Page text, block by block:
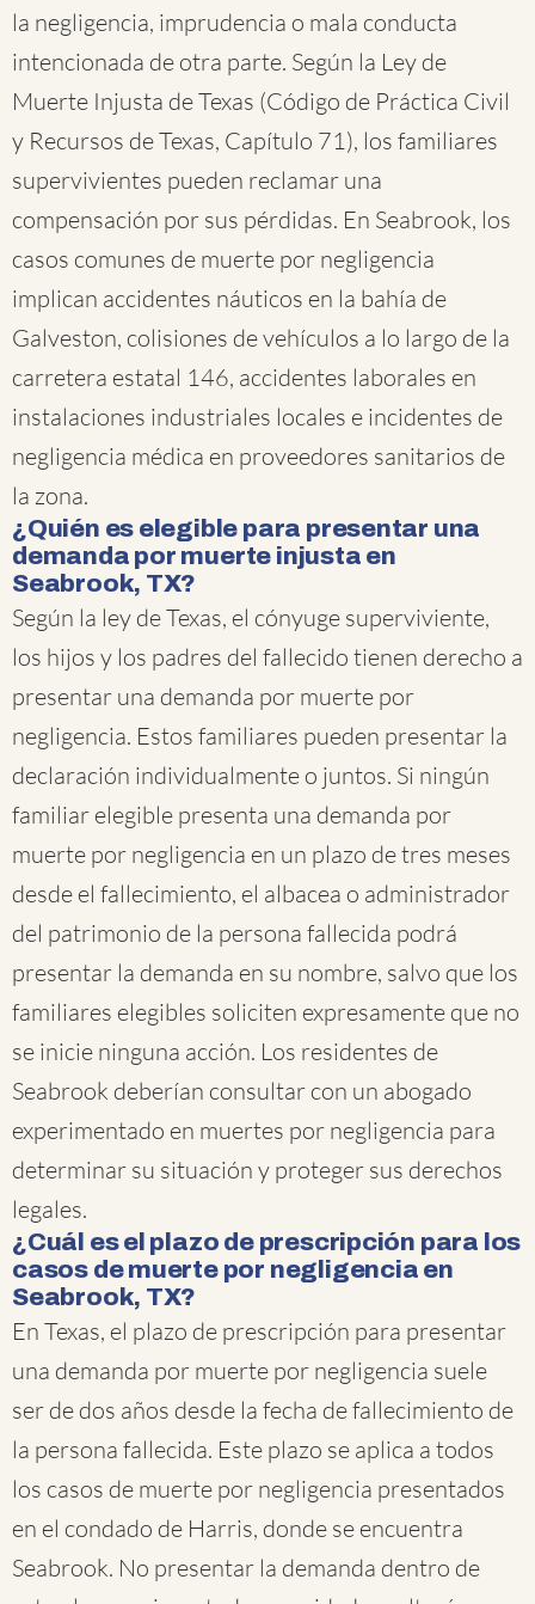
la negligencia, imprudencia o mala conducta
intencionada de otra parte. Según la Ley de
Muerte Injusta de Texas (Código de Práctica Civil
y Recursos de Texas, Capítulo 71), los familiares
supervivientes pueden reclamar una
compensación por sus pérdidas. En Seabrook, los
casos comunes de muerte por negligencia
implican accidentes náuticos en la bahía de
Galveston, colisiones de vehículos a lo largo de la
carretera estatal 146, accidentes laborales en
instalaciones industriales locales e incidentes de
negligencia médica en proveedores sanitarios de
la zona.
¿Quién es elegible para presentar una
demanda por muerte injusta en
Seabrook, TX?
Según la ley de Texas, el cónyuge superviviente,
los hijos y los padres del fallecido tienen derecho a
presentar una demanda por muerte por
negligencia. Estos familiares pueden presentar la
declaración individualmente o juntos. Si ningún
familiar elegible presenta una demanda por
muerte por negligencia en un plazo de tres meses
desde el fallecimiento, el albacea o administrador
del patrimonio de la persona fallecida podrá
presentar la demanda en su nombre, salvo que los
familiares elegibles soliciten expresamente que no
se inicie ninguna acción. Los residentes de
Seabrook deberían consultar con un abogado
experimentado en muertes por negligencia para
determinar su situación y proteger sus derechos
legales.
¿Cuál es el plazo de prescripción para los
casos de muerte por negligencia en
Seabrook, TX?
En Texas, el plazo de prescripción para presentar
una demanda por muerte por negligencia suele
ser de dos años desde la fecha de fallecimiento de
la persona fallecida. Este plazo se aplica a todos
los casos de muerte por negligencia presentados
en el condado de Harris, donde se encuentra
Seabrook. No presentar la demanda dentro de